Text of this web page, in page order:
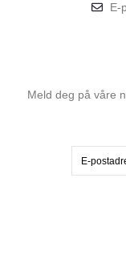
E-
Meld deg på våre